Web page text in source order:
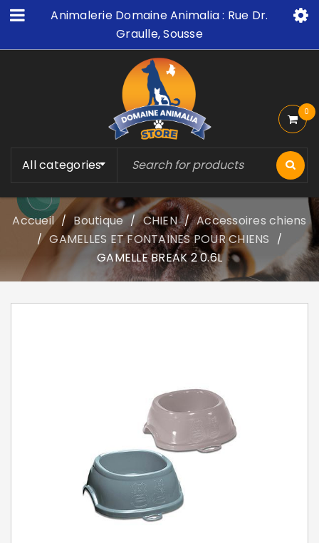
Animalerie Domaine Animalia : Rue Dr.
Graulle, Sousse
All categories
0
Accueil / Boutique / CHIEN / Accessoires chiens
/ GAMELLES ET FONTAINES POUR CHIENS /
GAMELLE BREAK 2 0.6L